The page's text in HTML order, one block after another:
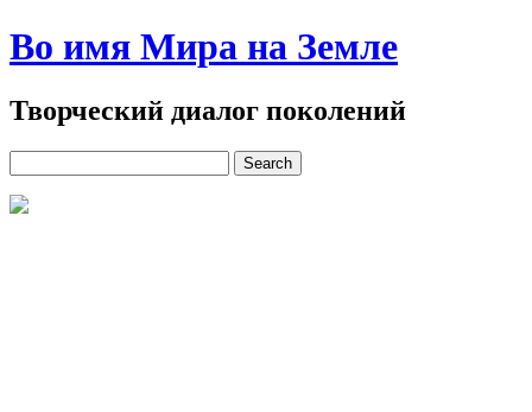
Во имя Мира на Земле
Творческий диалог поколений